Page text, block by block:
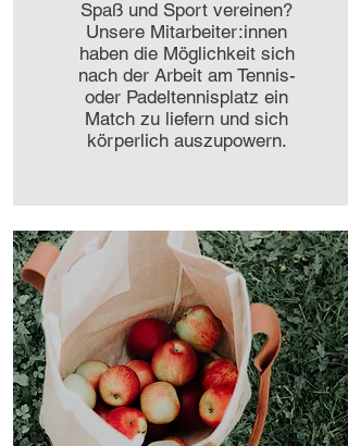
Spaß und Sport vereinen?
Unsere Mitarbeiter:innen
haben die Möglichkeit sich
nach der Arbeit am Tennis-
oder Padeltennisplatz ein
Match zu liefern und sich
körperlich auszupowern.